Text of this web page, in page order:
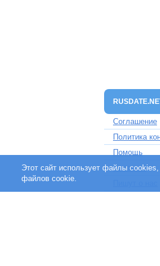
Соглашение
Политика
Помощь
Контакты
Этот сайт использует файлы
файлов cookie.